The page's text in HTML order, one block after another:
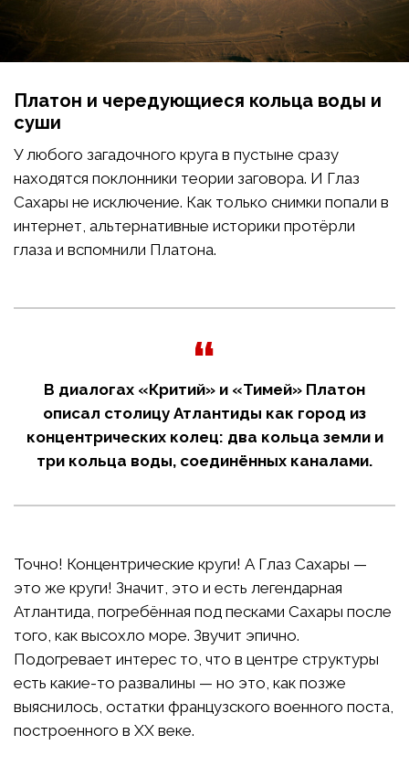
Платон и чередующиеся кольца воды и
суши
У любого загадочного круга в пустыне сразу
находятся поклонники теории заговора. И Глаз
Сахары не исключение. Как только снимки попали в
интернет, альтернативные историки протёрли
глаза и вспомнили Платона.
В диалогах «Критий» и «Тимей» Платон
описал столицу Атлантиды как город из
концентрических колец: два кольца земли и
три кольца воды, соединённых каналами.
Точно! Концентрические круги! А Глаз Сахары —
это же круги! Значит, это и есть легендарная
Атлантида, погребённая под песками Сахары после
того, как высохло море. Звучит эпично.
Подогревает интерес то, что в центре структуры
есть какие-то развалины — но это, как позже
выяснилось, остатки французского военного поста,
построенного в XX веке.